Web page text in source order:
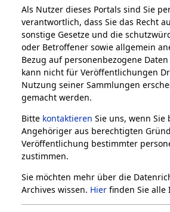
Tel:
Fax:
Als Nutzer dieses Portals sind Sie
verantwortlich, dass Sie das Recht
sonstige Gesetze und die
oder Betroffener sowie allgemein
Bezug auf personenbezogene
kann nicht für Veröffentlichungen
Nutzung seiner Sammlungen
gemacht werden.
Bitte kontaktieren Sie uns, wenn Sie
Angehöriger aus berechtigten
Veröffentlichung bestimmter
zustimmen.
Sie möchten mehr über die
Archives wissen. Hier finden Sie alle